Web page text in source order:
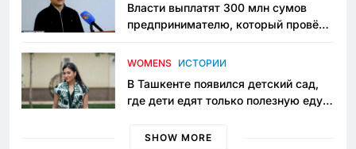
Власти выплатят 300 млн сумов
предпринимателю, который провёл
приговору
WOMENS ИСТОРИИ
В Ташкенте появился детский сад,
где дети едят только полезную еду.
просить «кашу без сахара»
SHOW MORE